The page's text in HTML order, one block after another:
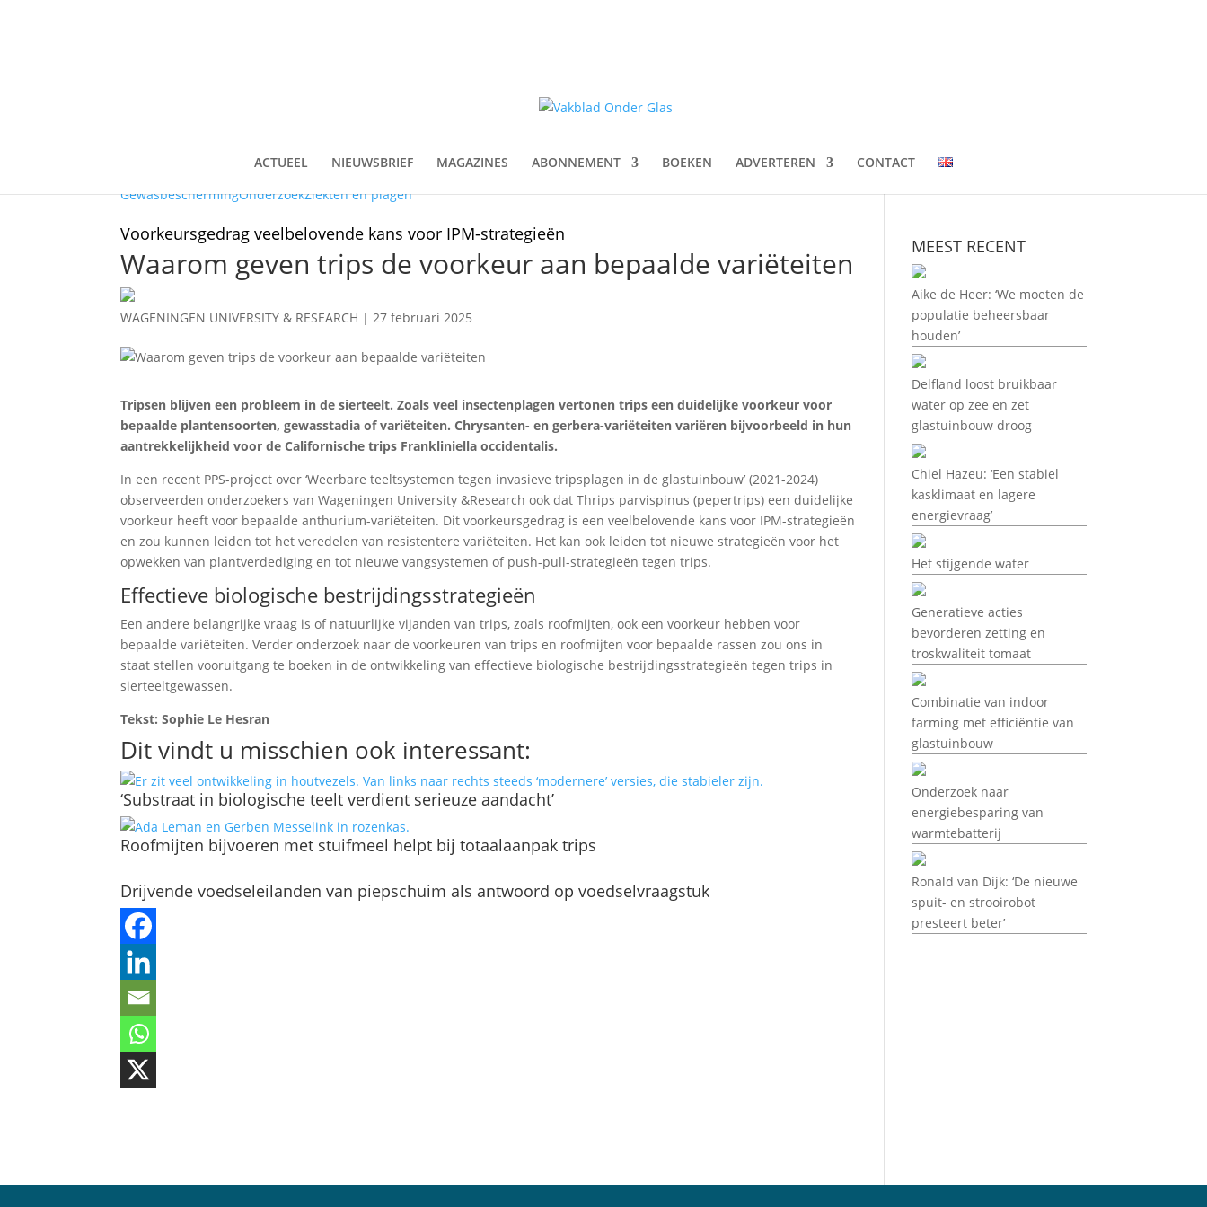
ACTUEEL NIEUWSBRIEF MAGAZINES ABONNEMENT BOEKEN ADVERTEREN
CONTACT
GewasbeschermingOnderzoekZiekten en plagen
Voorkeursgedrag veelbelovende kans voor IPM-strategieën
Waarom geven trips de voorkeur aan bepaalde variëteiten
WAGENINGEN UNIVERSITY & RESEARCH |27 februari 2025
Tripsen blijven een probleem in de sierteelt. Zoals veel insectenplagen vertonen trips een duidelijke voorkeur voor
bepaalde plantensoorten, gewasstadia of variëteiten. Chrysanten- en gerbera-variëteiten variëren bijvoorbeeld in hun
aantrekkelijkheid voor de Californische trips Frankliniella occidentalis.
In een recent PPS-project over ‘Weerbare teeltsystemen tegen invasieve tripsplagen in de glastuinbouw’ (2021-2024)
observeerden onderzoekers van Wageningen University &Research ook dat Thrips parvispinus (pepertrips) een duidelijke
voorkeur heeft voor bepaalde anthurium-variëteiten. Dit voorkeursgedrag is een veelbelovende kans voor IPM-strategieën
en zou kunnen leiden tot het veredelen van resistentere variëteiten. Het kan ook leiden tot nieuwe strategieën voor het
opwekken van plantverdediging en tot nieuwe vangsystemen of push-pull-strategieën tegen trips.
Effectieve biologische bestrijdingsstrategieën
Een andere belangrijke vraag is of natuurlijke vijanden van trips, zoals roofmijten, ook een voorkeur hebben voor
bepaalde variëteiten. Verder onderzoek naar de voorkeuren van trips en roofmijten voor bepaalde rassen zou ons in
staat stellen vooruitgang te boeken in de ontwikkeling van effectieve biologische bestrijdingsstrategieën tegen trips in
sierteeltgewassen.
Tekst: Sophie Le Hesran
Dit vindt u misschien ook interessant:
‘Substraat in biologische teelt verdient serieuze aandacht’
Roofmijten bijvoeren met stuifmeel helpt bij totaalaanpak trips
Drijvende voedseleilanden van piepschuim als antwoord op voedselvraagstuk
MEEST RECENT
Aike de Heer: ‘We moeten de
populatie beheersbaar
houden’
Delfland loost bruikbaar
water op zee en zet
glastuinbouw droog
Chiel Hazeu: ‘Een stabiel
kasklimaat en lagere
energievraag’
Het stijgende water
Generatieve acties
bevorderen zetting en
troskwaliteit tomaat
Combinatie van indoor
farming met efficiëntie van
glastuinbouw
Onderzoek naar
energiebesparing van
warmtebatterij
Ronald van Dijk: ‘De nieuwe
spuit- en strooirobot
presteert beter’